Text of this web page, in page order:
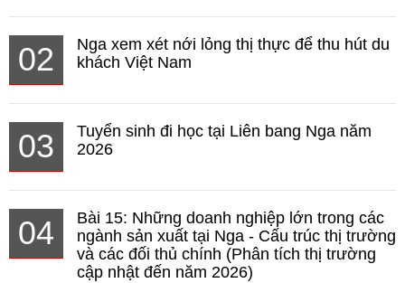
02
Nga xem xét nới lỏng thị thực để thu hút du
khách Việt Nam
03
Tuyển sinh đi học tại Liên bang Nga năm
2026
04
Bài 15: Những doanh nghiệp lớn trong các
ngành sản xuất tại Nga - Cấu trúc thị trường
và các đối thủ chính (Phân tích thị trường
cập nhật đến năm 2026)